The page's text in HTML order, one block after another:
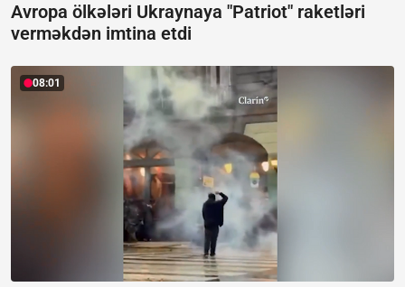
Avropa ölkələri Ukraynaya "Patriot" raketləri
verməkdən imtina etdi
08:01